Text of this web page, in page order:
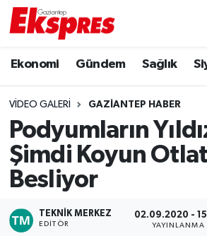
Ekonomi Gündem Sağlık
VIDEO GALERI GAZIANTEP HABER
Podyumların
Şimdi Koyun
Besliyor
TEKNIK MERKEZ
EDITÖR
02.09.2020 -
YAYINLANMA
Ekonomi
Gaziantep son dakika
Genel
Trafik Durumu
Puan Durumu ve Fikstür
Tüm Manşetler